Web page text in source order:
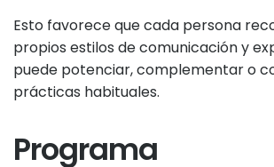
Esto favorece que cada persona
propios estilos de comunicación y
puede potenciar, complementar o
prácticas habituales.
Programa